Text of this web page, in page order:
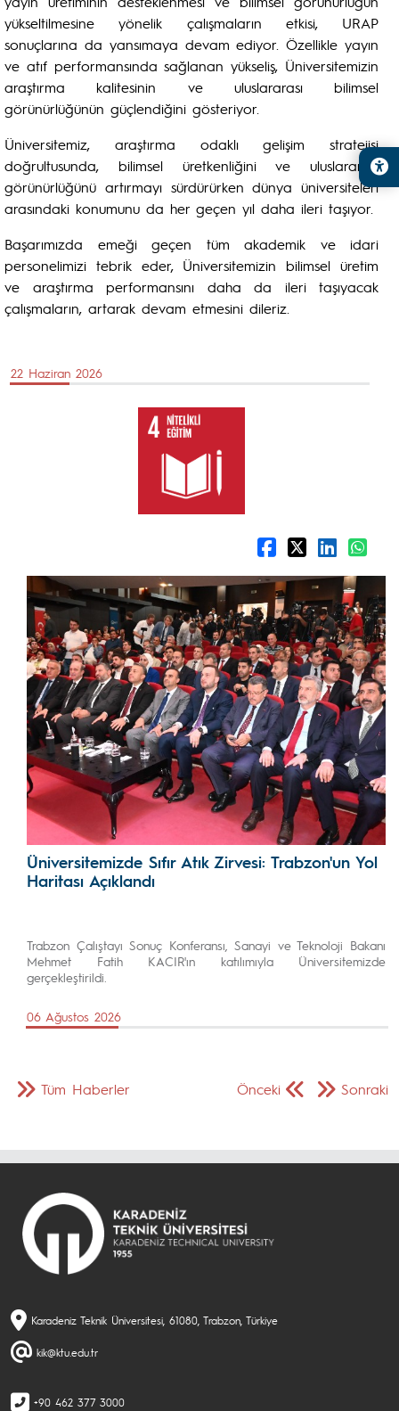
yükseltilmesine yönelik çalışmaların etkisi, URAP
sonuçlarına da yansımaya devam ediyor. Özellikle yayın
ve atıf performansında sağlanan yükseliş, Üniversitemizin
araştırma kalitesinin ve uluslararası bilimsel
görünürlüğünün güçlendiğini gösteriyor.
Üniversitemiz, araştırma odaklı gelişim stratejisi
doğrultusunda, bilimsel üretkenliğini ve uluslararası
görünürlüğünü artırmayı sürdürürken dünya üniversiteleri
arasındaki konumunu da her geçen yıl daha ileri taşıyor.
Başarımızda emeği geçen tüm akademik ve idari
personelimizi tebrik eder, Üniversitemizin bilimsel üretim
ve araştırma performansını daha da ileri taşıyacak
çalışmaların, artarak devam etmesini dileriz.
22 Haziran 2026
Üniversitemizde Sıfır Atık Zirvesi: Trabzon'un Yol
Haritası Açıklandı
Trabzon Çalıştayı Sonuç Konferansı, Sanayi ve Teknoloji Bakanı
Mehmet Fatih KACIR'ın katılımıyla Üniversitemizde
gerçekleştirildi.
06 Ağustos 2026
Önceki Sonraki
Tüm Haberler
Karadeniz Teknik Üniversitesi, 61080, Trabzon, Türkiye
kik@ktu.edu.tr
+90 462 377 3000